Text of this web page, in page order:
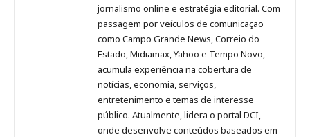
Pinterest
LinkedInInstagram
FacebookMalagolini
jornalismo online e estratégia editorial. Com
passagem por veículos de comunicação
como Campo Grande News, Correio do
Estado, Midiamax, Yahoo e Tempo Novo,
acumula experiência na cobertura de
notícias, economia, serviços,
entretenimento e temas de interesse
público. Atualmente, lidera o portal DCI,
onde desenvolve conteúdos baseados em